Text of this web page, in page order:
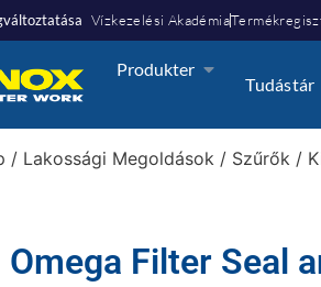
Vízkezelési Akadémia
Produkter
Tudástár
/ Lakossági Megoldások / Szűrők /
Filter Seal